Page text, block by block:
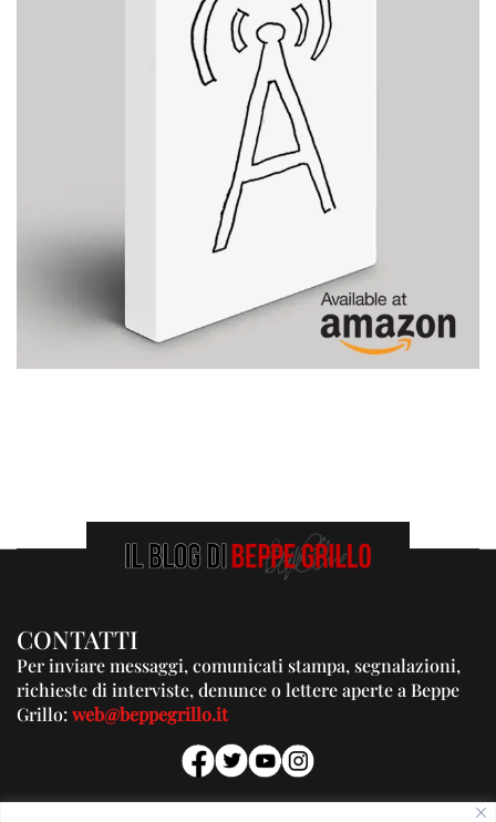
CONTATTI
Per inviare messaggi, comunicati stampa, segnalazioni,
richieste di interviste, denunce o lettere aperte a Beppe
Grillo:web@beppegrillo.it